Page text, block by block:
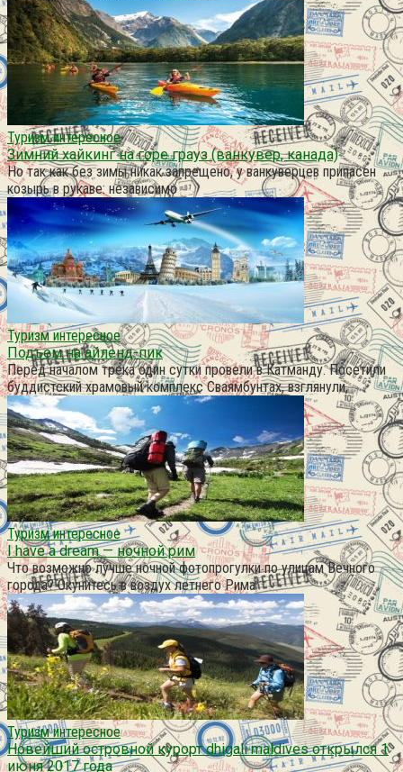
Туризм интересное
Зимний хайкинг на горе грауз (ванкувер, канада)
Но так как без зимы никак запрещено, у ванкуверцев припасен
козырь в рукаве: независимо
Туризм интересное
Подъем на айленд-пик
Перед началом трека один сутки провели в Катманду. Посетили
буддистский храмовый комплекс Сваямбунтах, взглянули,
Туризм интересное
I have a dream — ночной рим
Что возможно лучше ночной фотопрогулки по улицам Вечного
города? Окунитесь в воздух летнего Рима
Туризм интересное
Новейший островной курорт dhigali maldives открылся 1
июня 2017 года